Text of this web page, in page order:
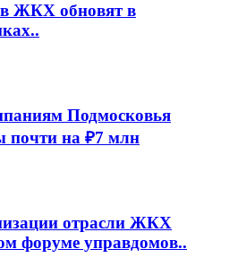
ЖКХ обновят в
Подмосковья
почти на ₽7 млн
отрасли ЖКХ
форуме управдомов..